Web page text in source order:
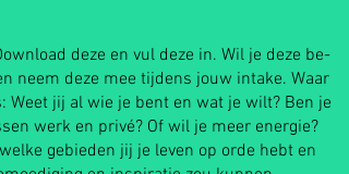
deze en vul deze in. Wil je deze be-
neem deze mee tijdens jouw intake. Waar
Weet jij al wie je bent en wat je wilt? Ben je
werk en privé? Of wil je meer energie?
gebieden jij je leven op orde hebt en